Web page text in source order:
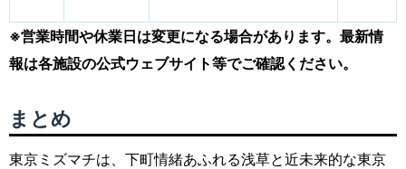
※営業時間や休業日は変更になる場合があります。最新情
報は各施設の公式ウェブサイト等でご確認ください。
まとめ
東京ミズマチは、下町情緒あふれる浅草と近未来的な東京